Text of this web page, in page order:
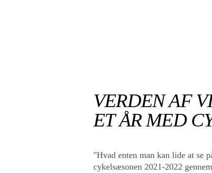
VERDEN AF
ET ÅR MED
"Hvad enten man kan lide at se
cykelsæsonen 2021-2022